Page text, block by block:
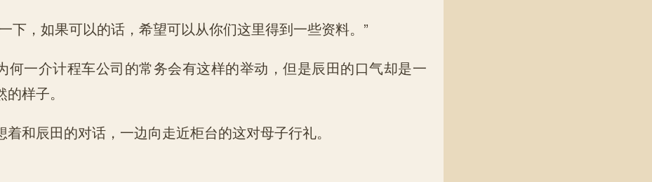
下，如果可以的话，希望可以从你们这里得到一些资料。”
何一介计程车公司的常务会有这样的举动，但是辰田的口气却是一
样子。
着和辰田的对话，一边向走近柜台的这对母子行礼。